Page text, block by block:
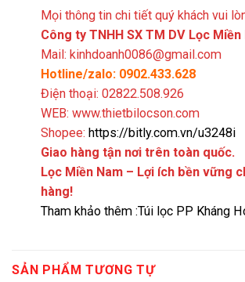
Mọi thông tin chi tiết quý khách vui
Công ty TNHH SX TM DV Lọc Miền
Mail: kinhdoanh0086@gmail.com
Hotline/zalo: 0902.433.628
Điện thoại: 02822.508.926
WEB: www.thietbilocson.com
Shopee:https://bitly.com.vn/u3248i
Giao hàng tận nơi trên toàn quốc.
Lọc Miền Nam – Lợi ích bền vững
hàng!
Tham khảo thêm :Túi lọc PP Kháng
SẢN PHẨM TƯƠNG TỰ